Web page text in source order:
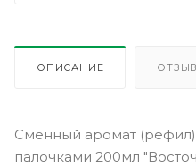
ОПИСАНИЕ
Сменный аромат
палочками 200мл